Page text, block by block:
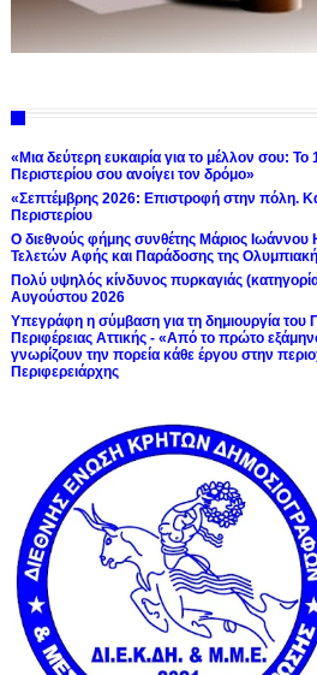
«Μια δεύτερη ευκαιρία για το μέλλον σου:
Περιστερίου σου ανοίγει τον δρόμο»
«Σεπτέμβρης 2026: Επιστροφή στην πόλη.
Περιστερίου
Ο διεθνούς φήμης συνθέτης Μάριος Ιωάννου
Τελετών Αφής και Παράδοσης της
Πολύ υψηλός κίνδυνος πυρκαγιάς
Αυγούστου 2026
Υπεγράφη η σύμβαση για τη δημιουργία του
Περιφέρειας Αττικής - «Από το πρώτο
γνωρίζουν την πορεία κάθε έργου στην
Περιφερειάρχης